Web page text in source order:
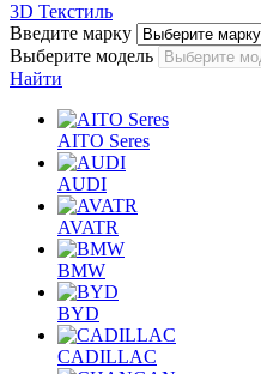
3D Текстиль
Введите марку
Выберите модель
Найти
AITO Seres
AUDI
AVATR
BMW
BYD
CADILLAC